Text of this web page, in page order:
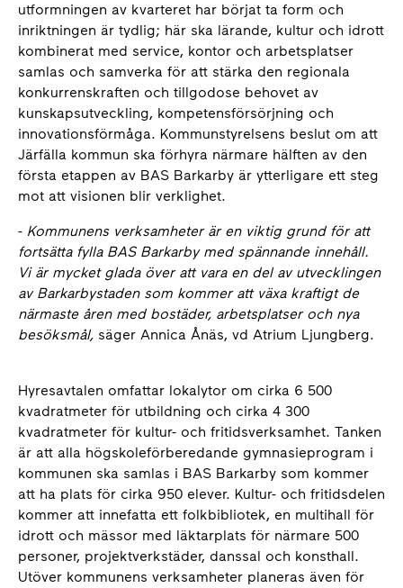
utformningen av kvarteret har börjat ta form och
inriktningen är tydlig; här ska lärande, kultur och idrott
kombinerat med service, kontor och arbetsplatser
samlas och samverka för att stärka den regionala
konkurrenskraften och tillgodose behovet av
kunskapsutveckling, kompetensförsörjning och
innovationsförmåga. Kommunstyrelsens beslut om att
Järfälla kommun ska förhyra närmare hälften av den
första etappen av BAS Barkarby är ytterligare ett steg
mot att visionen blir verklighet.
- Kommunens verksamheter är en viktig grund för att
fortsätta fylla BAS Barkarby med spännande innehåll.
Vi är mycket glada över att vara en del av utvecklingen
av Barkarbystaden som kommer att växa kraftigt de
närmaste åren med bostäder, arbetsplatser och nya
besöksmål, säger Annica Ånäs, vd Atrium Ljungberg.
Hyresavtalen omfattar lokalytor om cirka 6 500
kvadratmeter för utbildning och cirka 4 300
kvadratmeter för kultur- och fritidsverksamhet. Tanken
är att alla högskoleförberedande gymnasieprogram i
kommunen ska samlas i BAS Barkarby som kommer
att ha plats för cirka 950 elever. Kultur- och fritidsdelen
kommer att innefatta ett folkbibliotek, en multihall för
idrott och mässor med läktarplats för närmare 500
personer, projektverkstäder, danssal och konsthall.
Utöver kommunens verksamheter planeras även för